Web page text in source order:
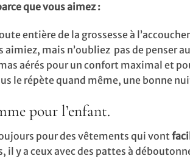
que vous aimez :
entière de la grossesse à
aimiez, mais n’oubliez pas de
aérés pour un confort maximal et
le répète quand même, une bonne
pour l’enfant.
pour des vêtements qui vont
il y a ceux avec des pattes à